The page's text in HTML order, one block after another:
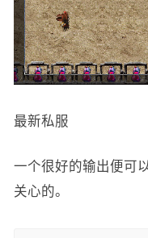
最新私服
一个很好的输出便可
关心的。